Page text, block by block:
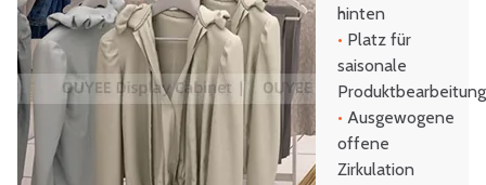
hinten
• Platz für
saisonale
Produktbearbeitung
• Ausgewogene
offene
Zirkulation